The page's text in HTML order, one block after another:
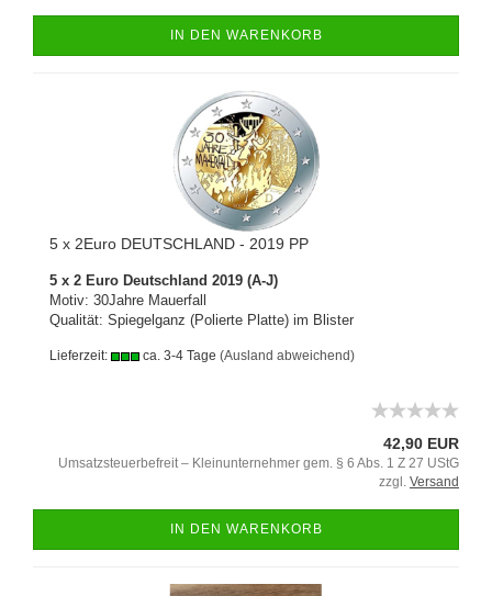
IN DEN WARENKORB
5 x 2Euro DEUTSCHLAND - 2019 PP
5 x 2 Euro Deutschland 2019 (A-J)
Motiv: 30Jahre Mauerfall
Qualität: Spiegelganz (Polierte Platte) im Blister
Lieferzeit: ca. 3-4 Tage (Ausland abweichend)
42,90 EUR
Umsatzsteuerbefreit – Kleinunternehmer gem. § 6 Abs. 1 Z 27 UStG
zzgl. Versand
IN DEN WARENKORB